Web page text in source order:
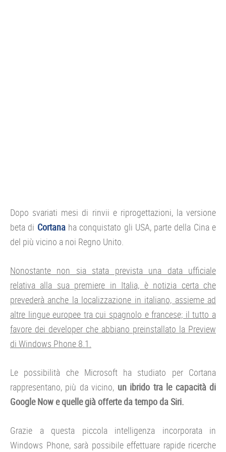
Dopo svariati mesi di rinvii e riprogettazioni, la versione
beta di Cortanaha conquistato gli USA, parte della Cina e
del più vicino a noi Regno Unito.
Nonostante non sia stata prevista una data ufficiale
relativa alla sua premiere in Italia, è notizia certa che
prevederà anche la localizzazione in italiano, assieme ad
altre lingue europee tra cui spagnolo e francese; il tutto a
favore dei developer che abbiano preinstallato la Preview
di Windows Phone 8.1.
Le possibilità che Microsoft ha studiato per Cortana
rappresentano, più da vicino, un ibrido tra le capacità di
Google Now e quelle già offerte da tempo da Siri.
Grazie a questa piccola intelligenza incorporata in
Windows Phone, sarà possibile effettuare rapide ricerche